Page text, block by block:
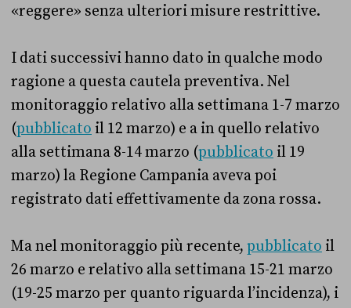
«reggere» senza ulteriori misure restrittive.
I dati successivi hanno dato in qualche modo
ragione a questa cautela preventiva. Nel
monitoraggio relativo alla settimana 1-7 marzo
(pubblicato il 12 marzo) e a in quello relativo
alla settimana 8-14 marzo (pubblicato il 19
marzo) la Regione Campania aveva poi
registrato dati effettivamente da zona rossa.
Ma nel monitoraggio più recente, pubblicato il
26 marzo e relativo alla settimana 15-21 marzo
(19-25 marzo per quanto riguarda l’incidenza), i